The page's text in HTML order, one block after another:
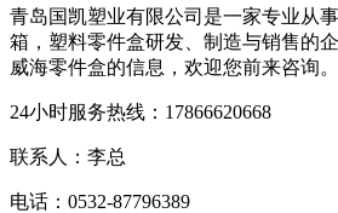
青岛国凯塑业有限公司是一家专业从
箱，塑料零件盒研发、制造与销售的
威海零件盒的信息，欢迎您前来咨询。
24小时服务热线：17866620668
联系人：李总
电话：0532-87796389